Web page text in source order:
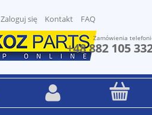
Zaloguj się Kontakt FAQ
Zamówienia
+48 882 105